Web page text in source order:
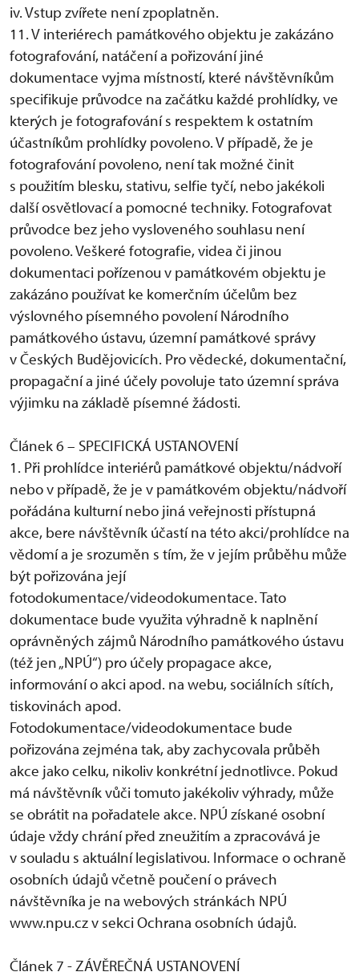
iv. Vstup zvířete není zpoplatněn.
11. V interiérech památkového objektu je zakázáno
fotografování, natáčení a pořizování jiné
dokumentace vyjma místností, které návštěvníkům
specifikuje průvodce na začátku každé prohlídky, ve
kterých je fotografování s respektem k ostatním
účastníkům prohlídky povoleno. V případě, že je
fotografování povoleno, není tak možné činit
s použitím blesku, stativu, selfie tyčí, nebo jakékoli
další osvětlovací a pomocné techniky. Fotografovat
průvodce bez jeho vysloveného souhlasu není
povoleno. Veškeré fotografie, videa či jinou
dokumentaci pořízenou v památkovém objektu je
zakázáno používat ke komerčním účelům bez
výslovného písemného povolení Národního
památkového ústavu, územní památkové správy
v Českých Budějovicích. Pro vědecké, dokumentační,
propagační a jiné účely povoluje tato územní správa
výjimku na základě písemné žádosti.
Článek 6 – SPECIFICKÁ USTANOVENÍ
1. Při prohlídce interiérů památkové objektu/nádvoří
nebo v případě, že je v památkovém objektu/nádvoří
pořádána kulturní nebo jiná veřejnosti přístupná
akce, bere návštěvník účastí na této akci/prohlídce na
vědomí a je srozuměn s tím, že v jejím průběhu může
být pořizována její
fotodokumentace/videodokumentace. Tato
dokumentace bude využita výhradně k naplnění
oprávněných zájmů Národního památkového ústavu
(též jen „NPÚ“) pro účely propagace akce,
informování o akci apod. na webu, sociálních sítích,
tiskovinách apod.
Fotodokumentace/videodokumentace bude
pořizována zejména tak, aby zachycovala průběh
akce jako celku, nikoliv konkrétní jednotlivce. Pokud
má návštěvník vůči tomuto jakékoliv výhrady, může
se obrátit na pořadatele akce. NPÚ získané osobní
údaje vždy chrání před zneužitím a zpracovává je
v souladu s aktuální legislativou. Informace o ochraně
osobních údajů včetně poučení o právech
návštěvníka je na webových stránkách NPÚ
www.npu.cz v sekci Ochrana osobních údajů.
Článek 7 - ZÁVĚREČNÁ USTANOVENÍ